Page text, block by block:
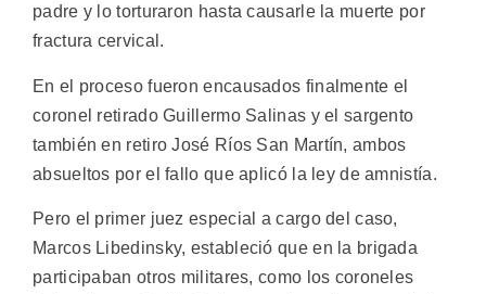
padre y lo torturaron hasta causarle la muerte por
fractura cervical.
En el proceso fueron encausados finalmente el
coronel retirado Guillermo Salinas y el sargento
también en retiro José Ríos San Martín, ambos
absueltos por el fallo que aplicó la ley de amnistía.
Pero el primer juez especial a cargo del caso,
Marcos Libedinsky, estableció que en la brigada
participaban otros militares, como los coroneles